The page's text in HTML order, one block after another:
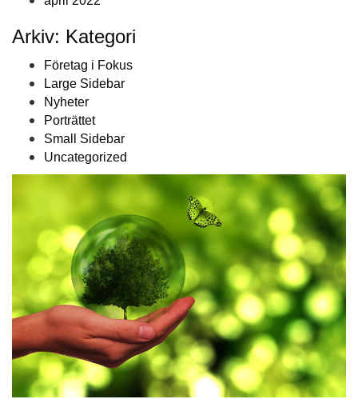
Arkiv: Kategori
Företag i Fokus
Large Sidebar
Nyheter
Porträttet
Small Sidebar
Uncategorized